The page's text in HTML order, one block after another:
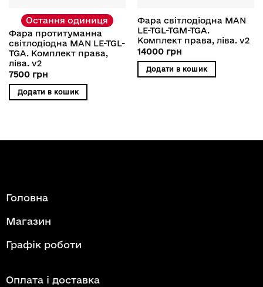
Остання одиниця
Фара протитуманна
світлодіодна MAN LE-TGL-
TGA. Комплект права,
ліва. v2
7500 грн
Додати в кошик
Фара світлодіодна MAN
LE-TGL-TGM-TGA.
Комплект права, ліва. v2
14000 грн
Додати в кошик
Головна
Магазин
Графік роботи
Оплата і доставка